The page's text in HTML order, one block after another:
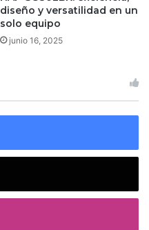
diseño y versatilidad en un
solo equipo
junio 16, 2025